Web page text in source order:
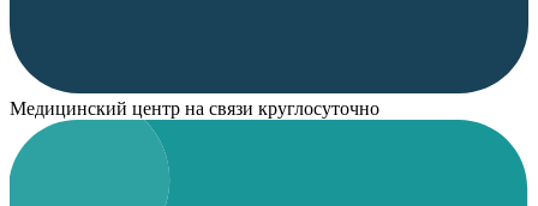
Медицинский центр на связи круглосуточно